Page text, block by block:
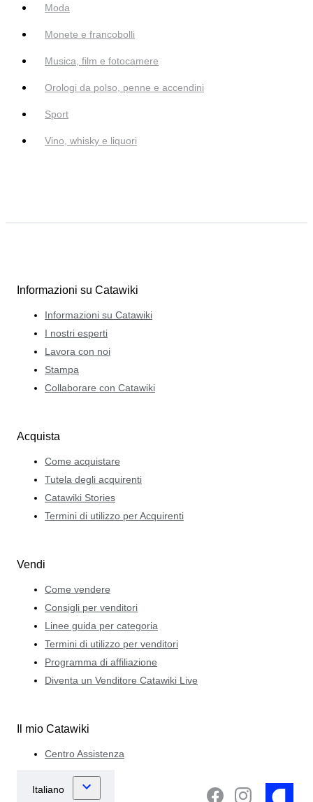
Moda
Monete e francobolli
Musica, film e fotocamere
Orologi da polso, penne e accendini
Sport
Vino, whisky e liquori
Informazioni su Catawiki
Informazioni su Catawiki
I nostri esperti
Lavora con noi
Stampa
Collaborare con Catawiki
Acquista
Come acquistare
Tutela degli acquirenti
Catawiki Stories
Termini di utilizzo per Acquirenti
Vendi
Come vendere
Consigli per venditori
Linee guida per categoria
Termini di utilizzo per venditori
Programma di affiliazione
Diventa un Venditore Catawiki Live
Il mio Catawiki
Centro Assistenza